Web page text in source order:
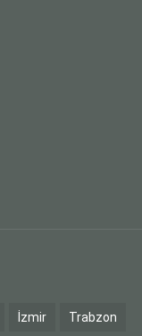
İzmir Trabzon